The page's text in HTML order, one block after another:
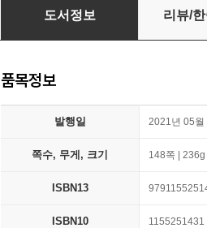
오, 나의 달고나
도서정보 리뷰/
품목정보
발행일 2021년 05월
쪽수, 무게, 크기 148쪽 |
ISBN13
ISBN10 1155251431